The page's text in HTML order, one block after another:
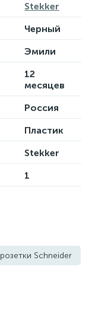
Stekker
Черный
Эмили
12
месяцев
Россия
Пластик
Stekker
1
розетки Schneider